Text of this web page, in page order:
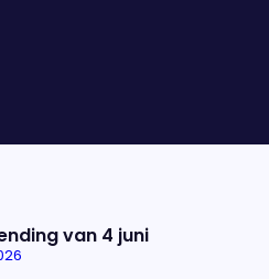
van 4 juni